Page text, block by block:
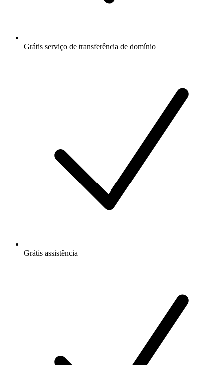
Grátis serviço de transferência de domínio
Grátis assistência